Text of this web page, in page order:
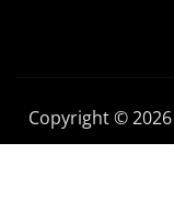
Copyright ©